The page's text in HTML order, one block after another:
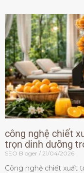
công nghệ chiết
trọn dinh dưỡng
SEO Bloger 21/04/2026
Công nghệ chiết xuất